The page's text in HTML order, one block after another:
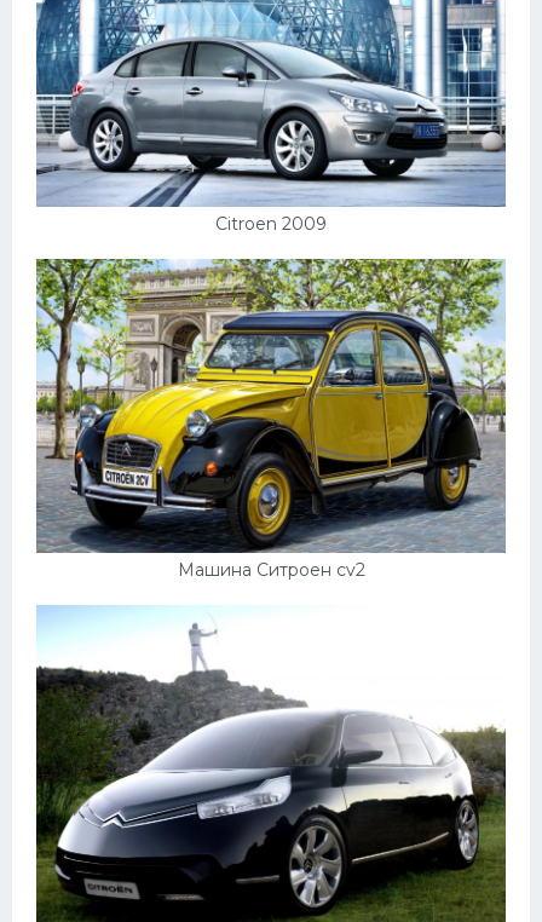
Citroen 2009
Машина Ситроен cv2